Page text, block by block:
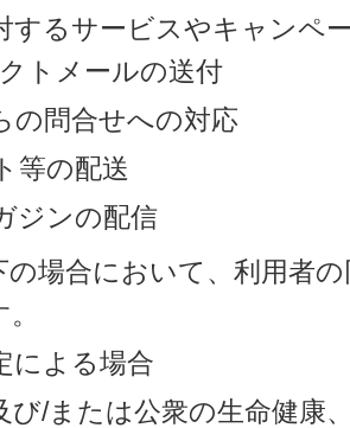
するサービスやキャンペ
トメールの送付
の問合せへの対応
等の配送
ジンの配信
の場合において、利用者
による場合
び/または公衆の生命健康